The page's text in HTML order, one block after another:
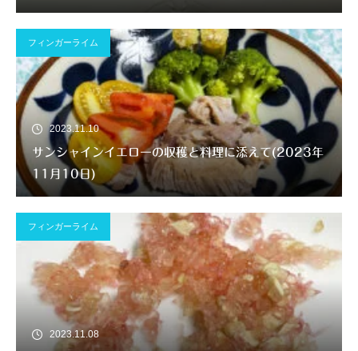
フィンガーライム
2023.11.10
サンシャインイエローの収穫と料理に添えて(2023年
11月10日)
フィンガーライム
2023.11.08